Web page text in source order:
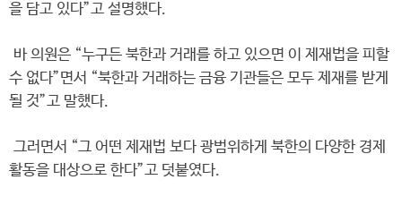
을 담고 있다”고 설명했다.
바 의원은 “누구든 북한과 거래를 하고 있으면 이 제재법을 피할
수 없다”면서 “북한과 거래하는 금융 기관들은 모두 제재를 받게
될 것”고 말했다.
그러면서 “그 어떤 제재법 보다 광범위하게 북한의 다양한 경제
활동을 대상으로 한다”고 덧붙였다.